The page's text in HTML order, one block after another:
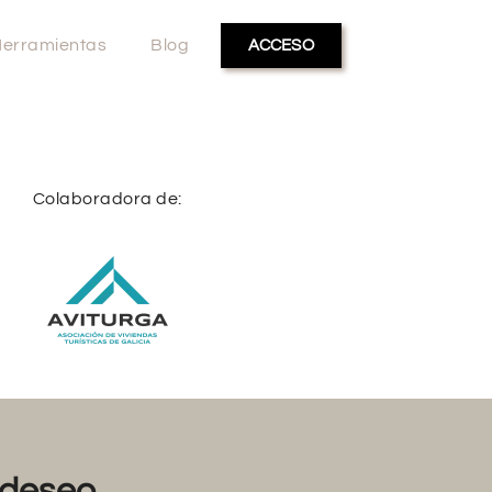
Blog ACCESO
Colaboradora de: